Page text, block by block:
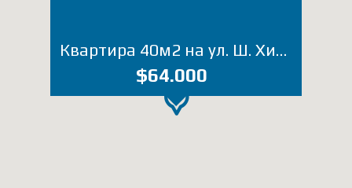
Квартира 40м2 на ул. Ш. Химшиашвили, 9А (Лот 1892ВС)
$64.000